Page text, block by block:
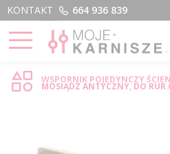
Menu
KONTAKT
664 936 839
STRONA GŁÓWNA › POJEDYNCZY ŚCIENNY
WSPORNIK POJEDYNCZY
MOSIĄDZ ANTYCZNY, DO